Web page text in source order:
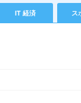
IT 経済 ス